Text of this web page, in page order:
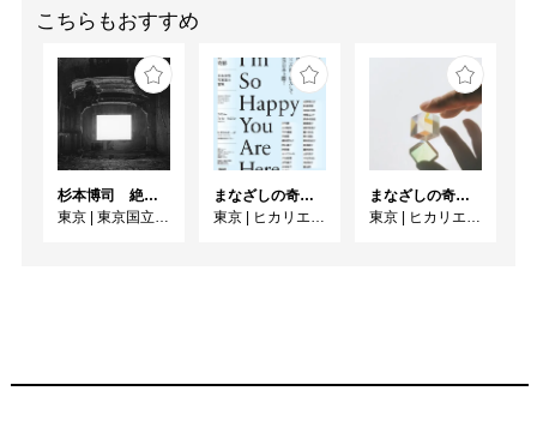
こちらもおすすめ
杉本博司 絶滅写真
東京
東京国立近代美術館
まなざしの奇跡 日本女性写真家の冒険
東京
ヒカリエホール
まなざしの奇跡 日本女性写真家の冒険
東京
ヒカリエホール